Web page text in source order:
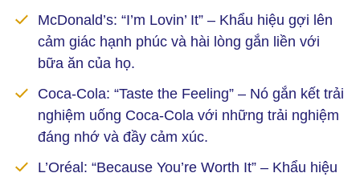
McDonald’s: “I’m Lovin’ It” – Khẩu hiệu gợi lên
cảm giác hạnh phúc và hài lòng gắn liền với
bữa ăn của họ.
Coca-Cola: “Taste the Feeling” – Nó gắn kết trải
nghiệm uống Coca-Cola với những trải nghiệm
đáng nhớ và đầy cảm xúc.
L’Oréal: “Because You’re Worth It” – Khẩu hiệu